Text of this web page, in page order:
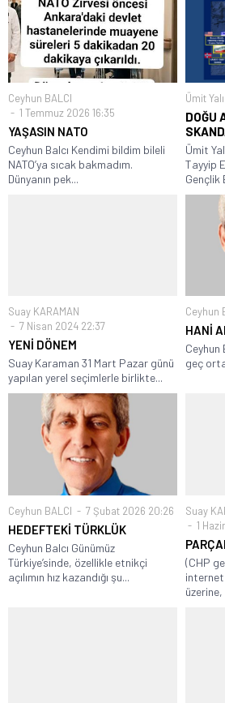
Ceyhun BALCI
1 Temmuz 2026 16:35
YAŞASIN NATO
Ceyhun Balcı Kendimi bildim bileli
NATO’ya sıcak bakmadım.
Dünyanın pek...
Ümit
DOĞU
Ümit
Tayyip
Gençlik
Suay KARAMAN
7 Nisan 2024 22:37
YENİ DÖNEM
Suay Karaman 31 Mart Pazar günü
yapılan yerel seçimlerle birlikte...
Ceyhun
HANİ
Ceyhun
geç
Ceyhun BALCI 7 Şubat 2026 20:26
HEDEFTEKİ TÜRKLÜK
Ceyhun Balcı Günümüz
Türkiye’sinde, özellikle etnikçi
açılımın hız kazandığı şu...
Suay
1
(CHP
üzerine,